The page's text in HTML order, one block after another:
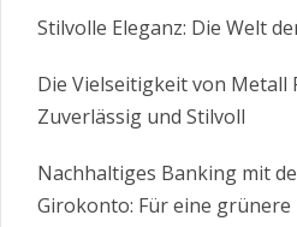
Stilvolle Eleganz: Die Welt
Die Vielseitigkeit von Metall
Zuverlässig und Stilvoll
Nachhaltiges Banking mit
Girokonto: Für eine